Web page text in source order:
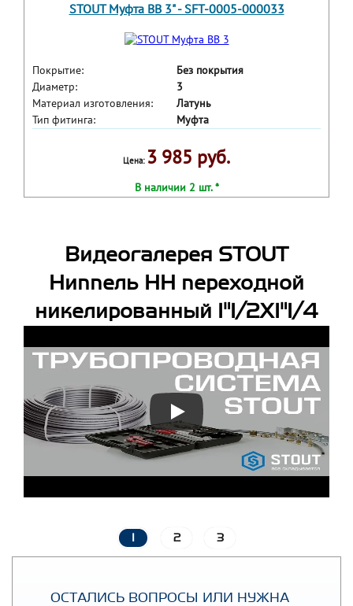
STOUT Муфта ВВ 3" - SFT-0005-000033
Покрытие:
Без покрытия
Диаметр:
3
Материал изготовления:
Латунь
Тип фитинга:
Муфта
Цена: 3 985 руб.
В наличии 2 шт. *
Видеогалерея STOUT
Ниппель НН переходной
никелированный 1"1/2X1"1/4
2 3
ОСТАЛИСЬ ВОПРОСЫ ИЛИ НУЖНА